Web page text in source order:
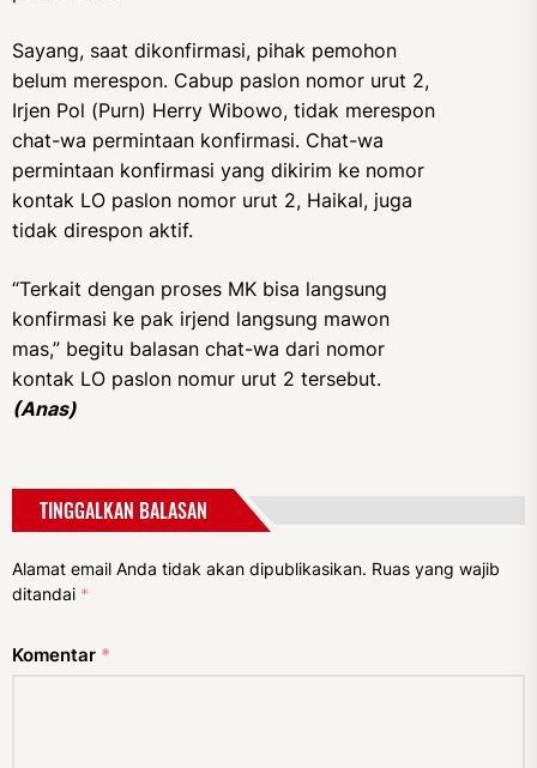
Sayang, saat dikonfirmasi, pihak pemohon
belum merespon. Cabup paslon nomor urut 2,
Irjen Pol (Purn) Herry Wibowo, tidak merespon
chat-wa permintaan konfirmasi. Chat-wa
permintaan konfirmasi yang dikirim ke nomor
kontak LO paslon nomor urut 2, Haikal, juga
tidak direspon aktif.
“Terkait dengan proses MK bisa langsung
konfirmasi ke pak irjend langsung mawon
mas,” begitu balasan chat-wa dari nomor
kontak LO paslon nomur urut 2 tersebut.
(Anas)
TINGGALKAN BALASAN
Alamat email Anda tidak akan dipublikasikan. Ruas yang wajib
ditandai *
Komentar *